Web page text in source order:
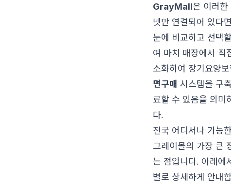
GrayMall은 이러한
넷만 연결되어 있다
눈에 비교하고 선택
여 마치 매장에서 직
소화하여 장기요양
면구매 시스템을 구
료할 수 있음을 의미
다.
전국 어디서나 가능
그레이몰의 가장 큰
는 점입니다. 아래에
별로 상세하게 안내